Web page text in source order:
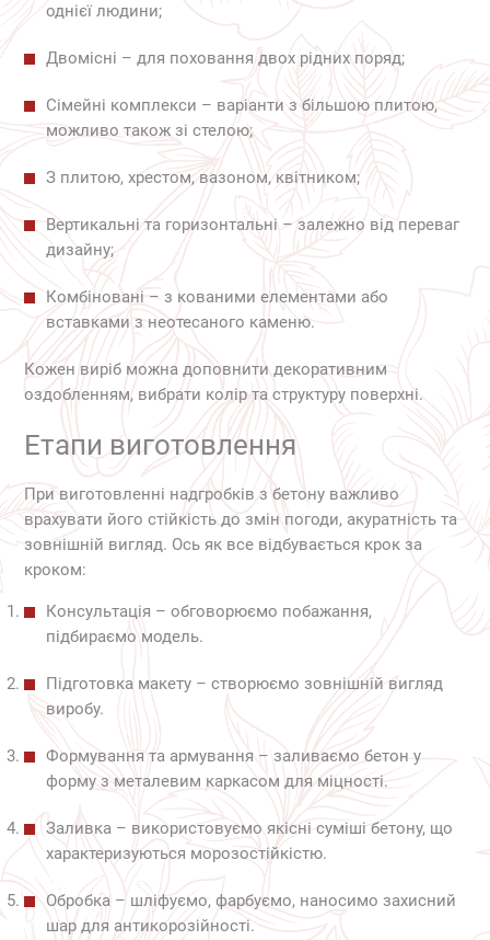
однієї людини;
Двомісні – для поховання двох рідних поряд;
Сімейні комплекси – варіанти з більшою плитою,
можливо також зі стелою;
З плитою, хрестом, вазоном, квітником;
Вертикальні та горизонтальні – залежно від переваг
дизайну;
Комбіновані – з кованими елементами або
вставками з неотесаного каменю.
Кожен виріб можна доповнити декоративним
оздобленням, вибрати колір та структуру поверхні.
Етапи виготовлення
При виготовленні надгробків з бетону важливо
врахувати його стійкість до змін погоди, акуратність та
зовнішній вигляд. Ось як все відбувається крок за
кроком:
Консультація – обговорюємо побажання,
підбираємо модель.
Підготовка макету – створюємо зовнішній вигляд
виробу.
Формування та армування – заливаємо бетон у
форму з металевим каркасом для міцності.
Заливка – використовуємо якісні суміші бетону, що
характеризуються морозостійкістю.
Обробка – шліфуємо, фарбуємо, наносимо захисний
шар для антикорозійності.